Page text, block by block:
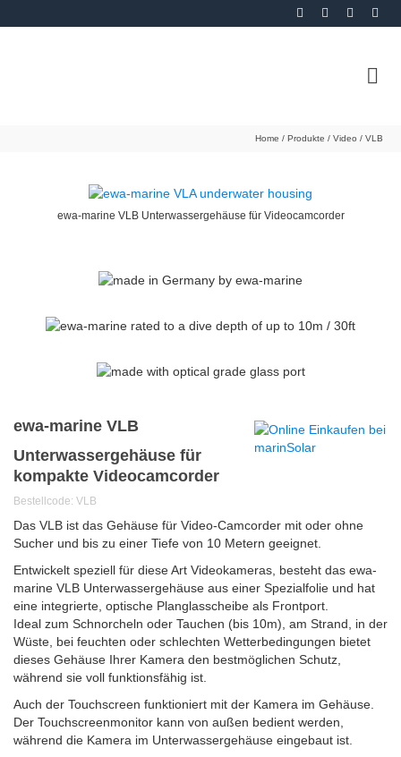
Home / Produkte / Video / VLB
ewa-marine VLB Unterwassergehäuse für Videocamcorder
ewa-marine VLB
Unterwassergehäuse für
kompakte Videocamcorder
Bestellcode: VLB
Das VLB ist das Gehäuse für Video-Camcorder mit oder ohne
Sucher und bis zu einer Tiefe von 10 Metern geeignet.
Entwickelt speziell für diese Art Videokameras, besteht das ewa-
marine VLB Unterwassergehäuse aus einer Spezialfolie und hat
eine integrierte, optische Planglasscheibe als Frontport.
Ideal zum Schnorcheln oder Tauchen (bis 10m), am Strand, in der
Wüste, bei feuchten oder schlechten Wetterbedingungen bietet
dieses Gehäuse Ihrer Kamera den bestmöglichen Schutz,
während sie voll funktionsfähig ist.
Auch der Touchscreen funktioniert mit der Kamera im Gehäuse.
Der Touchscreenmonitor kann von außen bedient werden,
während die Kamera im Unterwassergehäuse eingebaut ist.